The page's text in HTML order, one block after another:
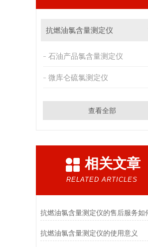
抗燃油氯含量测定仪
石油产品氯含量测定仪
微库仑硫氯测定仪
查看全部
相关文章
RELATED ARTICLES
抗燃油氯含量测定仪的售后服务如
抗燃油氯含量测定仪的使用意义